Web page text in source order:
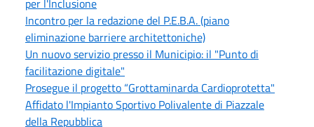
Incontro per la redazione del P.E.B.A. (piano
eliminazione barriere architettoniche)
Un nuovo servizio presso il Municipio: il "Punto di
facilitazione digitale"
Prosegue il progetto “Grottaminarda Cardioprotetta"
Affidato l'Impianto Sportivo Polivalente di Piazzale
della Repubblica